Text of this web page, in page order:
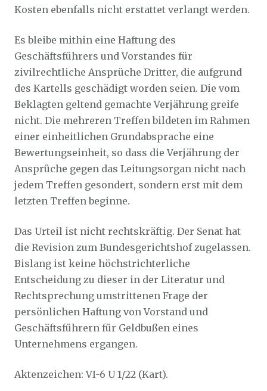
Kosten ebenfalls nicht erstattet verlangt werden.
Es bleibe mithin eine Haftung des
Geschäftsführers und Vorstandes für
zivilrechtliche Ansprüche Dritter, die aufgrund
des Kartells geschädigt worden seien. Die vom
Beklagten geltend gemachte Verjährung greife
nicht. Die mehreren Treffen bildeten im Rahmen
einer einheitlichen Grundabsprache eine
Bewertungseinheit, so dass die Verjährung der
Ansprüche gegen das Leitungsorgan nicht nach
jedem Treffen gesondert, sondern erst mit dem
letzten Treffen beginne.
Das Urteil ist nicht rechtskräftig. Der Senat hat
die Revision zum Bundesgerichtshof zugelassen.
Bislang ist keine höchstrichterliche
Entscheidung zu dieser in der Literatur und
Rechtsprechung umstrittenen Frage der
persönlichen Haftung von Vorstand und
Geschäftsführern für Geldbußen eines
Unternehmens ergangen.
Aktenzeichen: VI-6 U 1/22 (Kart).